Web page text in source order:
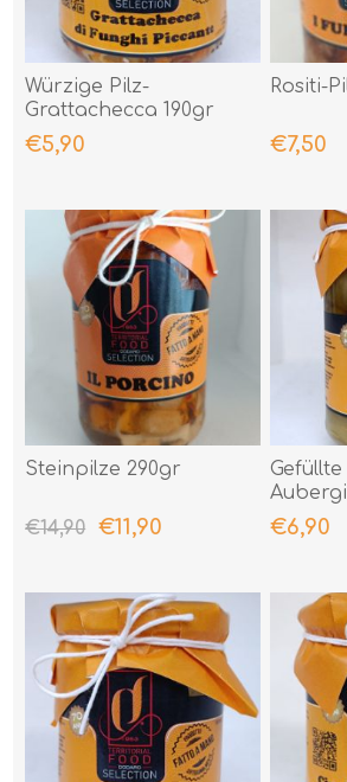
Würzige Pilz-
Grattachecca 190gr
€5,90
Rositi-
€7,50
Steinpilze 290gr
€14,90 €11,90
Gefüllte
290gr
€6,90